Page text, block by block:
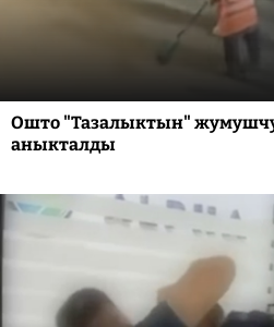
Ошто "Тазалыктын"
аныкталды